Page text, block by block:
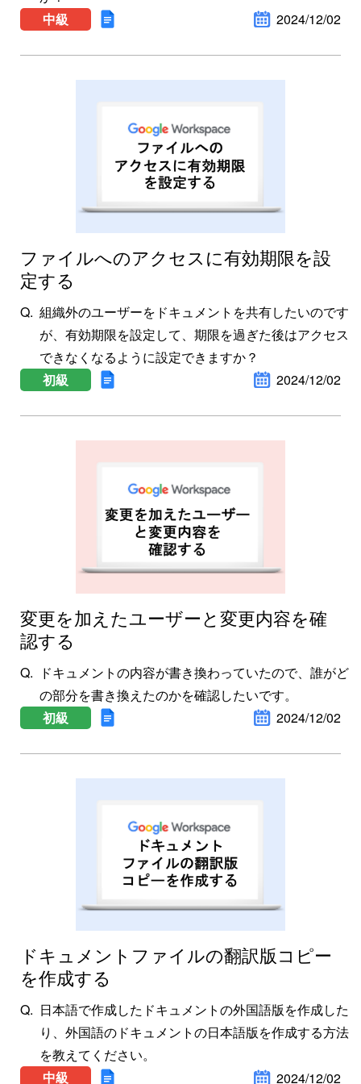
中級
2024/12/02
ファイルへのアクセスに有効期限を設
定する
組織外のユーザーをドキュメントを共有したいのです
が、有効期限を設定して、期限を過ぎた後はアクセス
できなくなるように設定できますか？
初級
2024/12/02
変更を加えたユーザーと変更内容を確
認する
ドキュメントの内容が書き換わっていたので、誰がど
の部分を書き換えたのかを確認したいです。
初級
2024/12/02
ドキュメントファイルの翻訳版コピー
を作成する
日本語で作成したドキュメントの外国語版を作成した
り、外国語のドキュメントの日本語版を作成する方法
を教えてください。
中級
2024/12/02